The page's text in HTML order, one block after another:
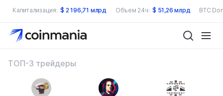
Капитализация: $ 2 196,71 млрд Объем 24ч: $ 51,26 млрд BTC
ТОП-3 трейдеры